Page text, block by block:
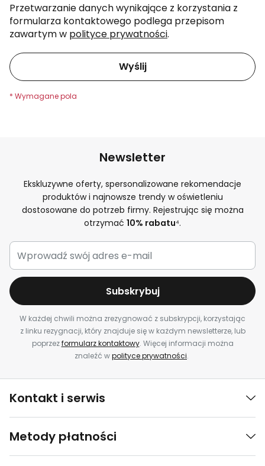
Przetwarzanie danych wynikające z korzystania z
formularza kontaktowego podlega przepisom
zawartym w polityce prywatności.
Wyślij
Newsletter
Ekskluzywne oferty, spersonalizowane rekomendacje
produktów i najnowsze trendy w oświetleniu
dostosowane do potrzeb firmy. Rejestrując się można
otrzymać 10% rabatu⁴.
Subskrybuj
W każdej chwili można zrezygnować z subskrypcji, korzystając
z linku rezygnacji, który znajduje się w każdym newsletterze, lub
poprzezformularz kontaktowy. Więcej informacji można
znaleźć wpolityce prywatności.
Kontakt i serwis
Metody płatności